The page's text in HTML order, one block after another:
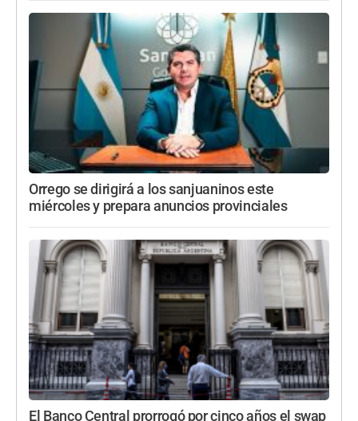
Orrego se dirigirá a los sanjuaninos este
miércoles y prepara anuncios provinciales
El Banco Central prorrogó por cinco años el swap